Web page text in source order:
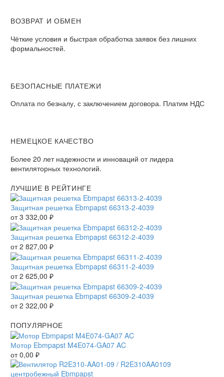
ВОЗВРАТ И ОБМЕН
Чёткие условия и быстрая обработка заявок без лишних
формальностей.
БЕЗОПАСНЫЕ ПЛАТЕЖИ
Оплата по безналу, с заключением договора. Платим НДС
НЕМЕЦКОЕ КАЧЕСТВО
Более 20 лет надежности и инноваций от лидера
вентиляторных технологий.
ЛУЧШИЕ В РЕЙТИНГЕ
Защитная решетка Ebmpapst 66313-2-4039
от3 332,00 ₽
Защитная решетка Ebmpapst 66312-2-4039
от2 827,00 ₽
Защитная решетка Ebmpapst 66311-2-4039
от2 625,00 ₽
Защитная решетка Ebmpapst 66309-2-4039
от2 322,00 ₽
ПОПУЛЯРНОЕ
Мотор Ebmpapst M4E074-GA07 AC
от0,00 ₽